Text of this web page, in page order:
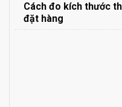
Cách đo kích thước
đặt hàng